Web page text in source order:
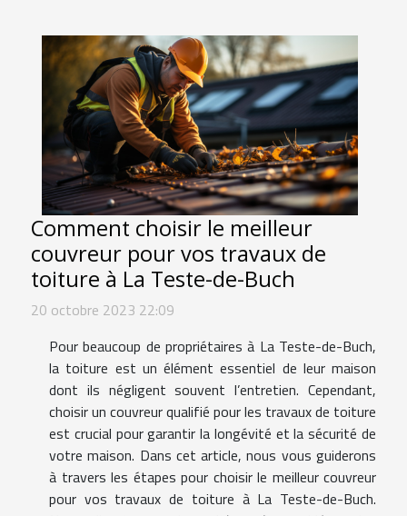
Comment choisir le meilleur
couvreur pour vos travaux de
toiture à La Teste-de-Buch
20 octobre 2023 22:09
Pour beaucoup de propriétaires à La Teste-de-Buch,
la toiture est un élément essentiel de leur maison
dont ils négligent souvent l’entretien. Cependant,
choisir un couvreur qualifié pour les travaux de toiture
est crucial pour garantir la longévité et la sécurité de
votre maison. Dans cet article, nous vous guiderons
à travers les étapes pour choisir le meilleur couvreur
pour vos travaux de toiture à La Teste-de-Buch.